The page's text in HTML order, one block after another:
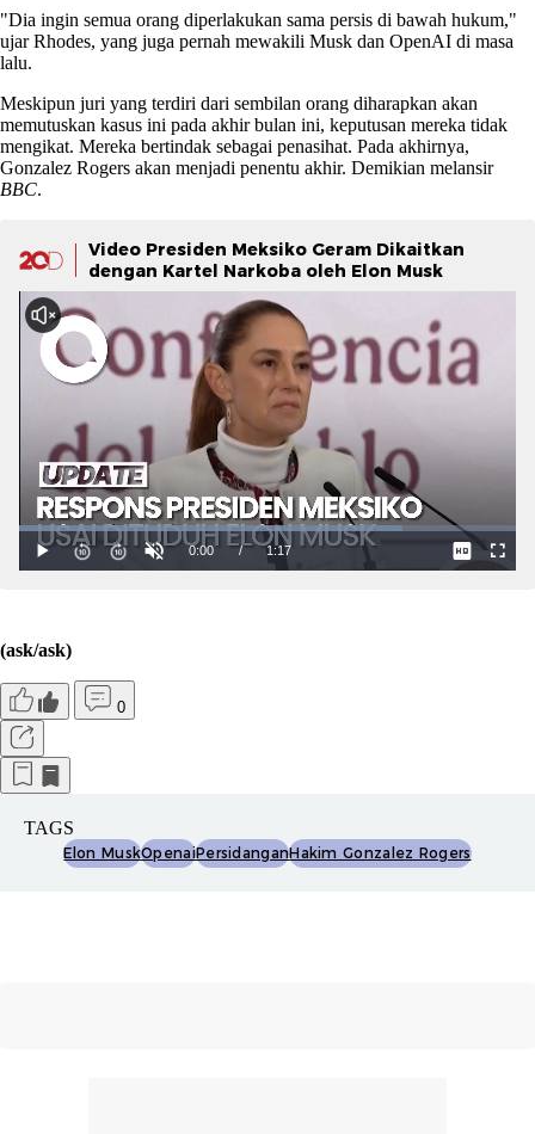
"Dia ingin semua orang diperlakukan sama persis di bawah hukum,"
ujar Rhodes, yang juga pernah mewakili Musk dan OpenAI di masa
lalu.
Meskipun juri yang terdiri dari sembilan orang diharapkan akan
memutuskan kasus ini pada akhir bulan ini, keputusan mereka tidak
mengikat. Mereka bertindak sebagai penasihat. Pada akhirnya,
Gonzalez Rogers akan menjadi penentu akhir. Demikian melansir
BBC.
Video Presiden Meksiko Geram Dikaitkan
dengan Kartel Narkoba oleh Elon Musk
(ask/ask)
0
TAGS
Elon MuskOpenaiPersidanganHakim Gonzalez Rogers